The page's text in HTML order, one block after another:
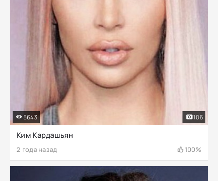
Ким Кардашьян
2 года назад 100%
5643 106